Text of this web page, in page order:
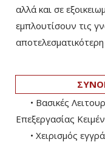
αλλά και σε
εμπλουτίσουν τις
• Βασικές
Επεξεργασίας
• Χειρισµός